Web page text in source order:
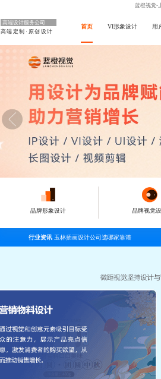
蓝橙视觉-
高端设计服务公司
高端定制·原创设计
首页 VI形象设计 用
品牌形象设计 品牌视觉
行业资讯 玉林插画设计公司选哪家靠谱